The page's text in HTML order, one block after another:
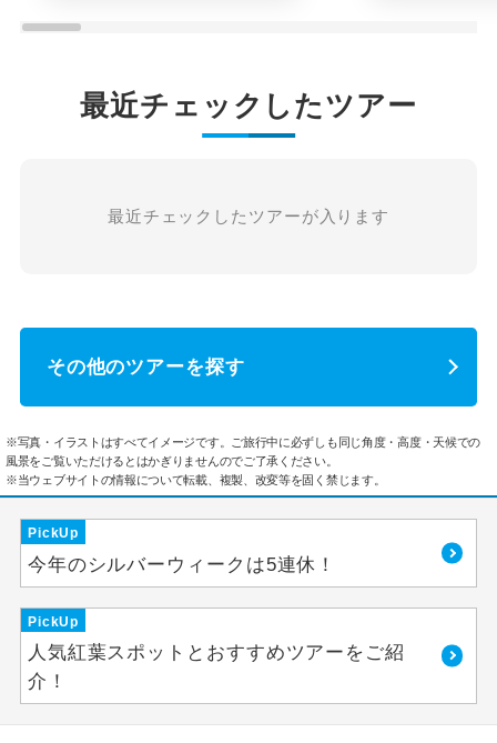
最近チェックしたツアー
最近チェックしたツアーが入ります
その他のツアーを探す
※写真・イラストはすべてイメージです。ご旅行中に必ずしも同じ角度・高度・天候での
風景をご覧いただけるとはかぎりませんのでご了承ください。
※当ウェブサイトの情報について転載、複製、改変等を固く禁じます。
PickUp
今年のシルバーウィークは5連休！
PickUp
人気紅葉スポットとおすすめツアーをご紹
介！